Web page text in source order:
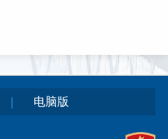
| 电脑版